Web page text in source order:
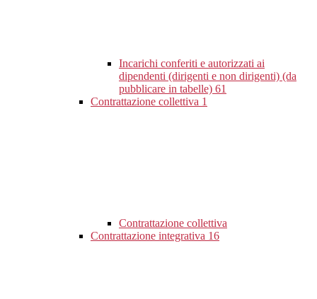
Incarichi conferiti e autorizzati ai
dipendenti (dirigenti e non dirigenti) (da
pubblicare in tabelle) 61
Contrattazione collettiva 1
Contrattazione collettiva
Contrattazione integrativa 16